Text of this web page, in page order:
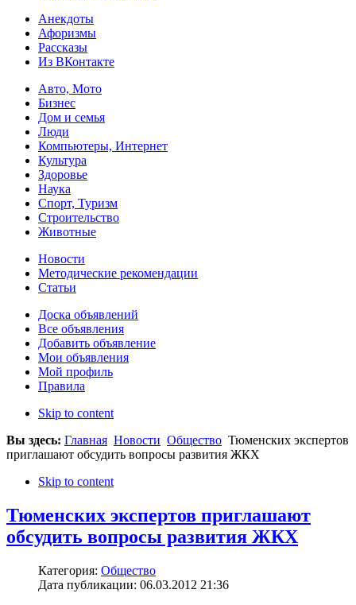
Анекдоты
Афоризмы
Рассказы
Из ВКонтакте
Авто, Мото
Бизнес
Дом и семья
Люди
Компьютеры, Интернет
Культура
Здоровье
Наука
Спорт, Туризм
Строительство
Животные
Новости
Методические рекомендации
Статьи
Доска объявлений
Все объявления
Добавить объявление
Мои объявления
Мой профиль
Правила
Skip to content
Вы здесь: Главная Новости Общество Тюменских экспертов
приглашают обсудить вопросы развития ЖКХ
Skip to content
Тюменских экспертов приглашают
обсудить вопросы развития ЖКХ
Категория: Общество
Дата публикации: 06.03.2012 21:36